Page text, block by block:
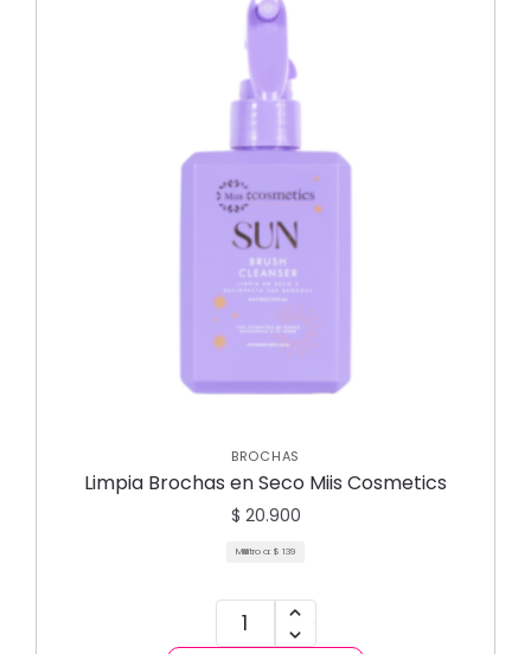
BROCHAS
Limpia Brochas en Seco Miis Cosmetics
$ 20.900
Mililitro a: $ 139